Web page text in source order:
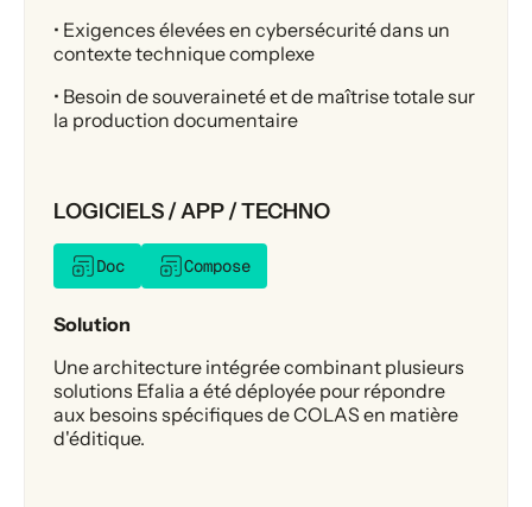
• Exigences élevées en cybersécurité dans un
contexte technique complexe
• Besoin de souveraineté et de maîtrise totale sur
la production documentaire
LOGICIELS / APP / TECHNO
Doc Compose
Solution
Une architecture intégrée combinant plusieurs
solutions Efalia a été déployée pour répondre
aux besoins spécifiques de COLAS en matière
d'éditique.